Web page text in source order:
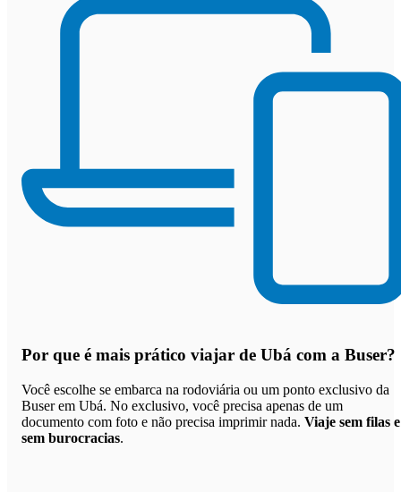
Por que é mais prático viajar de Ubá com a Buser?
Você escolhe se embarca na rodoviária ou um ponto exclusivo da
Buser em Ubá. No exclusivo, você precisa apenas de um
documento com foto e não precisa imprimir nada. Viaje sem filas e
sem burocracias.